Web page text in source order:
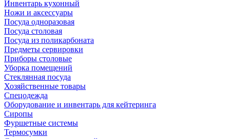
Инвентарь кухонный
Ножи и аксессуары
Посуда одноразовая
Посуда столовая
Посуда из поликарбоната
Предметы сервировки
Приборы столовые
Уборка помещений
Стеклянная посуда
Хозяйственные товары
Спецодежда
Оборудование и инвентарь для кейтеринга
Сиропы
Фуршетные системы
Термосумки